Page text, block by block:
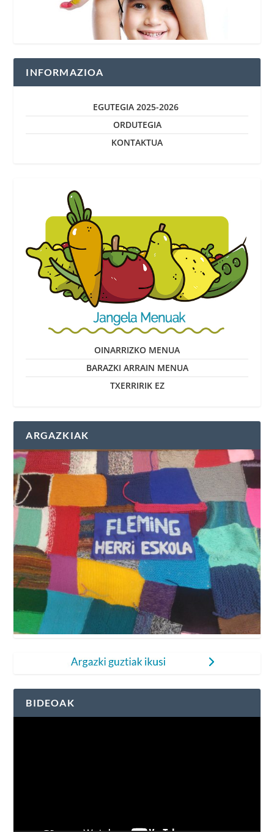
INFORMAZIOA
EGUTEGIA 2025-2026
ORDUTEGIA
KONTAKTUA
OINARRIZKO MENUA
BARAZKI ARRAIN MENUA
TXERRIRIK EZ
ARGAZKIAK
BIDEOAK